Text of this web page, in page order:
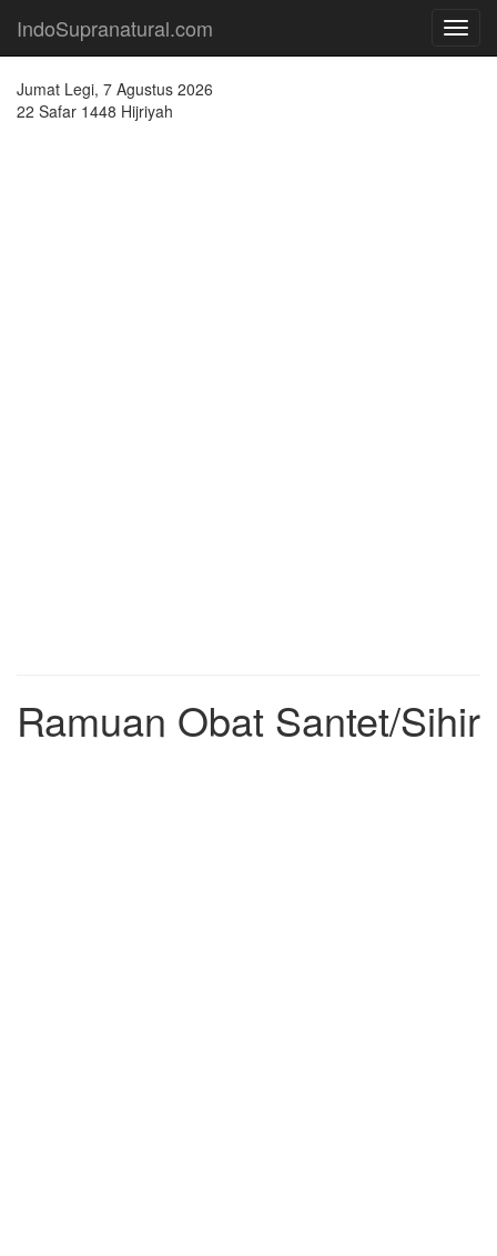
IndoSupranatural.com
Jumat Legi, 7 Agustus 2026
22 Safar 1448 Hijriyah
Ramuan Obat Santet/Sihir